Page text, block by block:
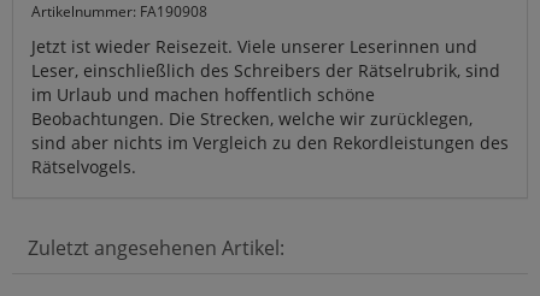
Artikelnummer: FA190908
Jetzt ist wieder Reisezeit. Viele unserer Leserinnen und
Leser, einschließlich des Schreibers der Rätselrubrik, sind
im Urlaub und machen hoffentlich schöne
Beobachtungen. Die Strecken, welche wir zurücklegen,
sind aber nichts im Vergleich zu den Rekordleistungen des
Rätselvogels.
Zuletzt angesehenen Artikel: